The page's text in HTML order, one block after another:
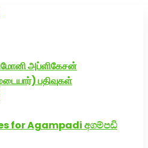
அப்ளிகேசன்
பதிவுகள்
for Agampadi අගම්පඩි
அகமுடையார்மேட்ரி-